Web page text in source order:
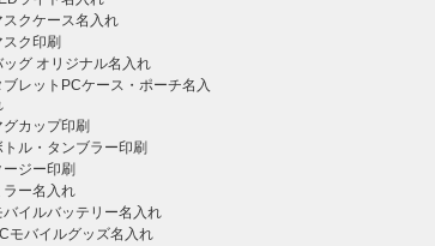
スクケース名入れ
スク印刷
ッグ オリジナル名入れ
ブレットPCケース・ポーチ名入
グカップ印刷
トル・タンブラー印刷
ージー印刷
ラー名入れ
バイルバッテリー名入れ
モバイルグッズ名入れ